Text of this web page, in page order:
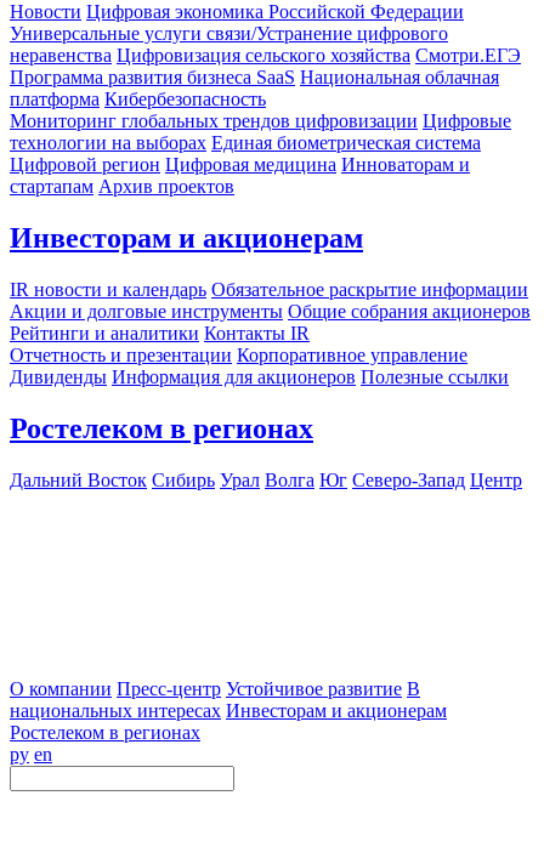
Новости Цифровая экономика Российской Федерации
Универсальные услуги связи/Устранение цифрового
неравенства Цифровизация сельского хозяйства Смотри.ЕГЭ
Программа развития бизнеса SaaS Национальная облачная
платформа Кибербезопасность
Мониторинг глобальных трендов цифровизации Цифровые
технологии на выборах Единая биометрическая система
Цифровой регион Цифровая медицина Инноваторам и
стартапам Архив проектов
Инвесторам и акционерам
IR новости и календарь Обязательное раскрытие информации
Акции и долговые инструменты Общие собрания акционеров
Рейтинги и аналитики Контакты IR
Отчетность и презентации Корпоративное управление
Дивиденды Информация для акционеров Полезные ссылки
Ростелеком в регионах
Дальний Восток Сибирь Урал Волга Юг Северо-Запад Центр
О компании Пресс-центр Устойчивое развитие В
национальных интересах Инвесторам и акционерам
Ростелеком в регионах
ру en